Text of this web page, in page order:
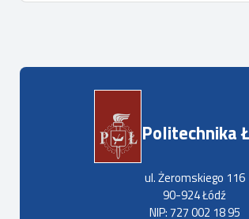
Politechnika
ul. Żeromskiego 116
90-924 Łódź
NIP: 727 002 18 95